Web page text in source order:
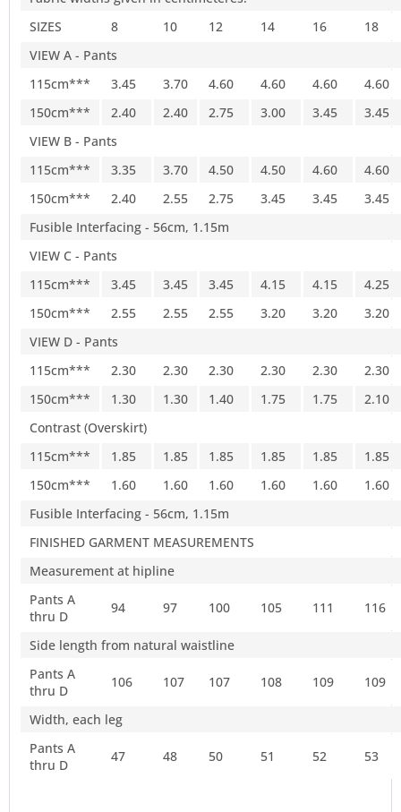
SIZES
8 10 12 14 16
18
VIEW A - Pants
115cm***
3.45 3.70 4.60 4.60 4.60
4.60
150cm***
2.40 2.40 2.75 3.00 3.45
3.45
VIEW B - Pants
115cm***
3.35 3.70 4.50 4.50 4.60
4.60
150cm***
2.40 2.55 2.75 3.45 3.45
3.45
Fusible Interfacing - 56cm, 1.15m
VIEW C - Pants
115cm***
3.45 3.45 3.45 4.15 4.15
4.25
150cm***
2.55 2.55 2.55 3.20 3.20
3.20
VIEW D - Pants
115cm***
2.30 2.30 2.30 2.30 2.30
2.30
150cm***
1.30 1.30 1.40 1.75 1.75
2.10
Contrast (Overskirt)
115cm***
1.85 1.85 1.85 1.85 1.85
1.85
150cm***
1.60 1.60 1.60 1.60 1.60
1.60
Fusible Interfacing - 56cm, 1.15m
FINISHED GARMENT MEASUREMENTS
Measurement at hipline
Pants A
thru D
94 97 100 105 111 116
Side length from natural waistline
Pants A
thru D
106 107 107 108 109 109
Width, each leg
Pants A
thru D
47 48 50 51 52 53